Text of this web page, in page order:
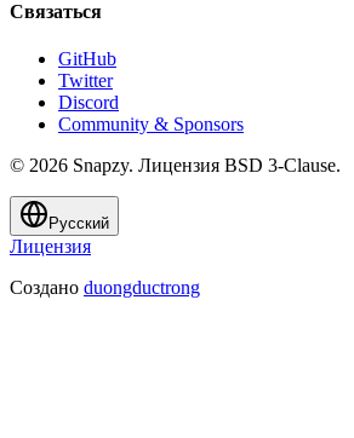
Связаться
GitHub
Twitter
Discord
Community & Sponsors
© 2026 Snapzy. Лицензия BSD 3-Clause.
Русский
Лицензия
Создано duongductrong